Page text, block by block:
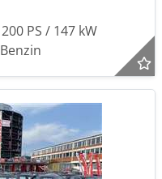
200 PS / 147 kW
Benzin